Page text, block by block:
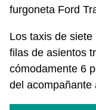
furgoneta Ford
Los taxis de
filas de asientos
cómodamente 6
del acompañante